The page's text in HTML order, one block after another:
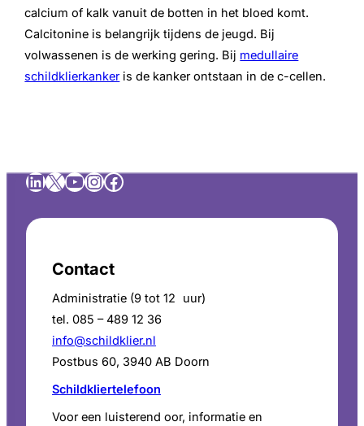
calcium of kalk vanuit de botten in het bloed komt.
Calcitonine is belangrijk tijdens de jeugd. Bij
volwassenen is de werking gering. Bij medullaire
schildklierkankeris de kanker ontstaan in de c-cellen.
LinkedIn
X YouTube
Instagram
Facebook
Contact
Administratie (9 tot 12 uur)
tel. 085 – 489 12 36
info@schildklier.nl
Postbus 60, 3940 AB Doorn
Schildkliertelefoon
Voor een luisterend oor, informatie en